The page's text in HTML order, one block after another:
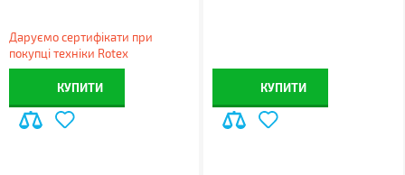
Даруємо сертифікати при
покупці техніки Rotex
КУПИТИ КУПИТИ